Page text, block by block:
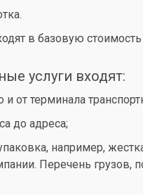
в базовую стоимость
услуги входят:
и от терминала
до адреса;
например,
Перечень грузов,